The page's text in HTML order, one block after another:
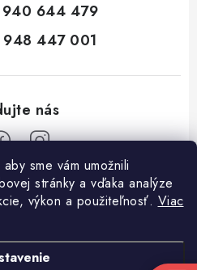
sme vám umožnili
stránky a vďaka analýze
výkon a použiteľnosť. Viac
940 644 479
948 447 001